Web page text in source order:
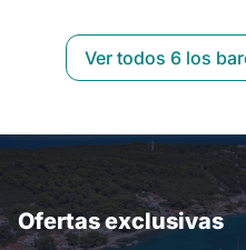
Ver todos 6 los
Ofertas exclusivas